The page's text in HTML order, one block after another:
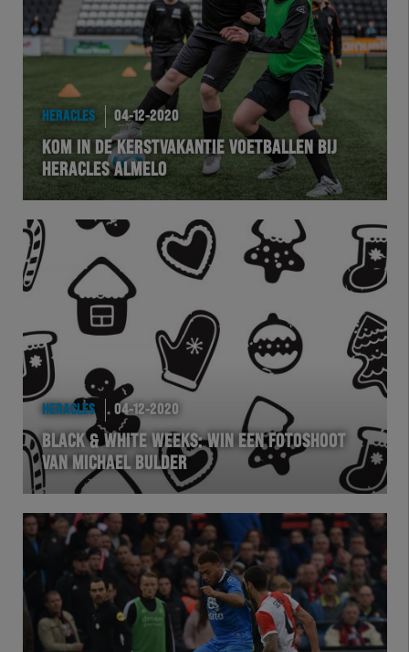
HERACLES 04-12-2020
KOM IN DE KERSTVAKANTIE VOETBALLEN BIJ
HERACLES ALMELO
HERACLES 04-12-2020
BLACK & WHITE WEEKS: WIN EEN FOTOSHOOT
VAN MICHAEL BULDER